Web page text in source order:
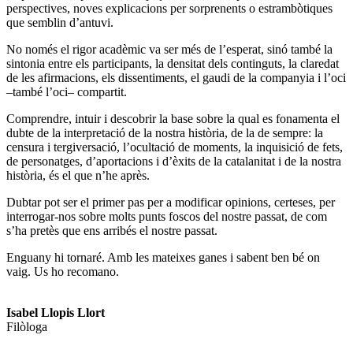
perspectives, noves explicacions per sorprenents o estrambòtiques
que semblin d’antuvi.
No només el rigor acadèmic va ser més de l’esperat, sinó també la
sintonia entre els participants, la densitat dels continguts, la claredat
de les afirmacions, els dissentiments, el gaudi de la companyia i l’oci
–també l’oci– compartit.
Comprendre, intuir i descobrir la base sobre la qual es fonamenta el
dubte de la interpretació de la nostra història, de la de sempre: la
censura i tergiversació, l’ocultació de moments, la inquisició de fets,
de personatges, d’aportacions i d’èxits de la catalanitat i de la nostra
història, és el que n’he après.
Dubtar pot ser el primer pas per a modificar opinions, certeses, per
interrogar-nos sobre molts punts foscos del nostre passat, de com
s’ha pretès que ens arribés el nostre passat.
Enguany hi tornaré. Amb les mateixes ganes i sabent ben bé on
vaig. Us ho recomano.
Isabel Llopis Llort
Filòloga